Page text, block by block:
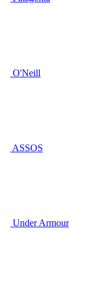
O'Neill
ASSOS
Under Armour